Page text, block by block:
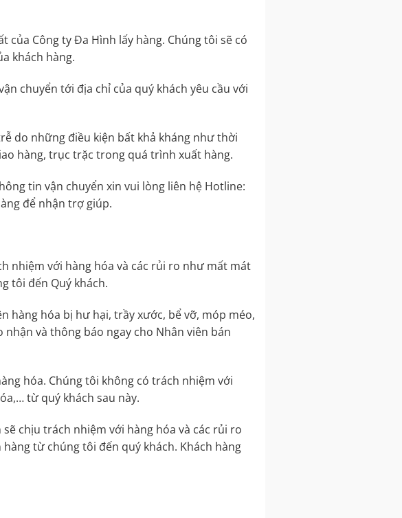
Công ty Đa Hình lấy hàng. Chúng tôi sẽ có
khách hàng.
chuyển tới địa chỉ của quý khách yêu cầu với
do những điều kiện bất khả kháng như thời
hàng, trục trặc trong quá trình xuất hàng.
tin vận chuyển xin vui lòng liên hệ Hotline:
để nhận trợ giúp.
nhiệm với hàng hóa và các rủi ro như mất mát
tôi đến Quý khách.
hàng hóa bị hư hại, trầy xước, bể vỡ, móp méo,
và thông báo ngay cho Nhân viên bán
hóa. Chúng tôi không có trách nhiệm với
từ quý khách sau này.
chịu trách nhiệm với hàng hóa và các rủi ro
từ chúng tôi đến quý khách. Khách hàng